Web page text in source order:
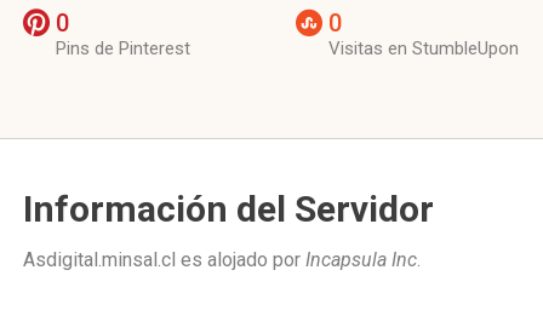
0
Pins de Pinterest
0
Visitas en StumbleUpon
Información del Servidor
Asdigital.minsal.cl es alojado por Incapsula Inc.